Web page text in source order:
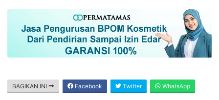
BAGIKAN INI Facebook Twitter WhatsApp